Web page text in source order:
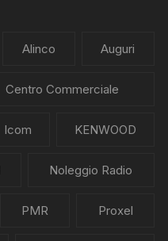
Alinco Auguri
Centro Commerciale
Icom KENWOOD
Noleggio Radio
PMR Proxel